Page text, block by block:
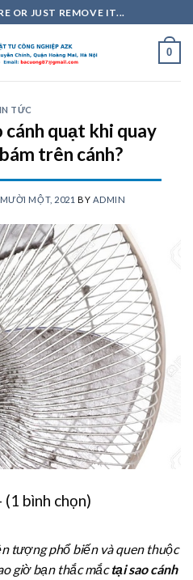
OR JUST REMOVE IT...
0
TỨC
quạt khi quay
trên cánh?
MỘT, 2021 BY ADMIN
(1 bình chọn)
tượng phổ biến và quen thuộc
giờ bạn thắc mắctại sao cánh